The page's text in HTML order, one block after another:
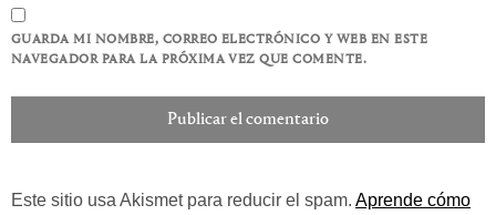
GUARDA MI NOMBRE, CORREO ELECTRÓNICO Y WEB EN ESTE
NAVEGADOR PARA LA PRÓXIMA VEZ QUE COMENTE.
Este sitio usa Akismet para reducir el spam. Aprende cómo